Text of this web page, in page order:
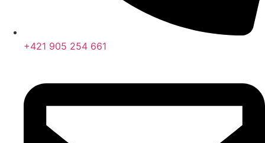
+421 905 254 661